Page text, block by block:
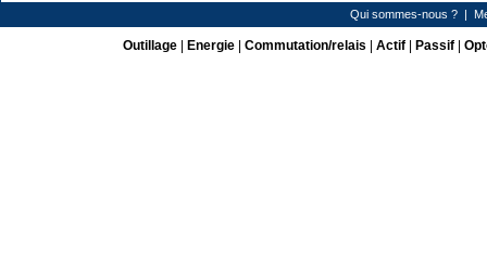
Qui sommes-nous ? |
Outillage| Energie| Commutation/relais Actif| Passif|